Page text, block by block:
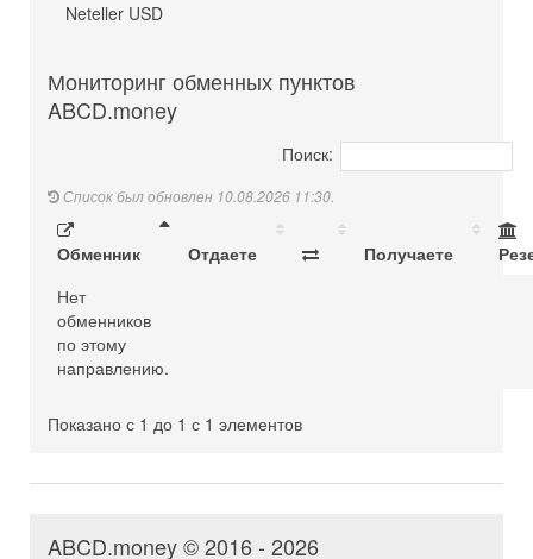
Neteller USD
Мониторинг обменных пунктов
ABCD.money
Поиск:
Список был обновлен 10.08.2026 11:30.
Обменник Отдаете Получаете
Нет
обменников
по этому
направлению.
Показано с 1 до 1 с 1 элементов
ABCD.money © 2016 - 2026